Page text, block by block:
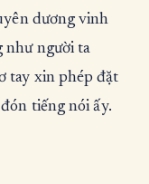
dương vinh
như người ta
tay xin phép đặt
tiếng nói ấy.